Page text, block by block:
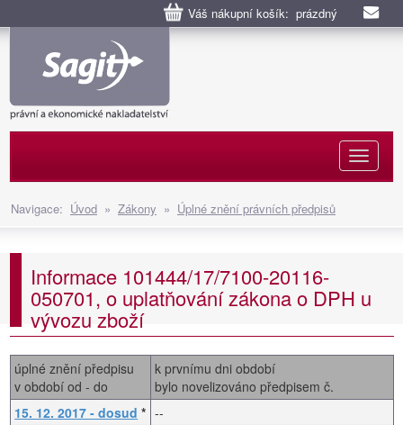
Váš nákupní košík: prázdný
Navigace: Úvod » Zákony » Úplné znění právních předpisů
Informace 101444/17/7100-20116-
050701, o uplatňování zákona o DPH u
vývozu zboží
úplné znění předpisu
v období od - do
k prvnímu dni období
bylo novelizováno předpisem č.
15. 12. 2017 - dosud * --